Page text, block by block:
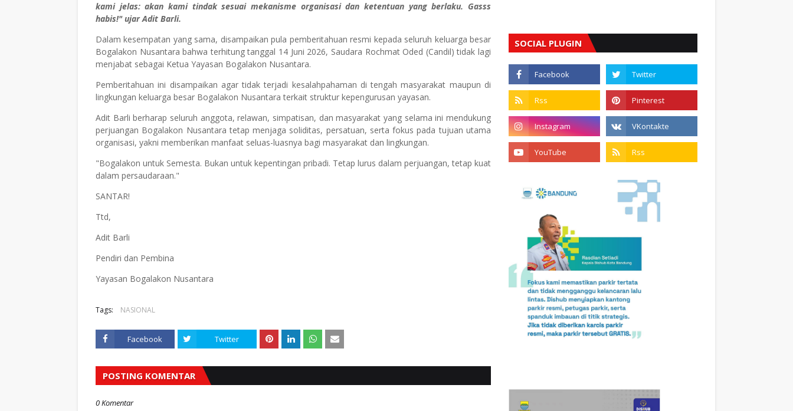
kami jelas: akan kami tindak sesuai mekanisme organisasi dan ketentuan yang berlaku. Gasss
habis!" ujar Adit Barli.
Dalam kesempatan yang sama, disampaikan pula pemberitahuan resmi kepada seluruh keluarga besar
Bogalakon Nusantara bahwa terhitung tanggal 14 Juni 2026, Saudara Rochmat Oded (Candil) tidak lagi
menjabat sebagai Ketua Yayasan Bogalakon Nusantara.
Pemberitahuan ini disampaikan agar tidak terjadi kesalahpahaman di tengah masyarakat maupun di
lingkungan keluarga besar Bogalakon Nusantara terkait struktur kepengurusan yayasan.
Adit Barli berharap seluruh anggota, relawan, simpatisan, dan masyarakat yang selama ini mendukung
perjuangan Bogalakon Nusantara tetap menjaga soliditas, persatuan, serta fokus pada tujuan utama
organisasi, yakni memberikan manfaat seluas-luasnya bagi masyarakat dan lingkungan.
"Bogalakon untuk Semesta. Bukan untuk kepentingan pribadi. Tetap lurus dalam perjuangan, tetap kuat
dalam persaudaraan."
SANTAR!
Ttd,
Adit Barli
Pendiri dan Pembina
Yayasan Bogalakon Nusantara
Tags: NASIONAL
Facebook Twitter
POSTING KOMENTAR
0 Komentar
SOCIAL PLUGIN